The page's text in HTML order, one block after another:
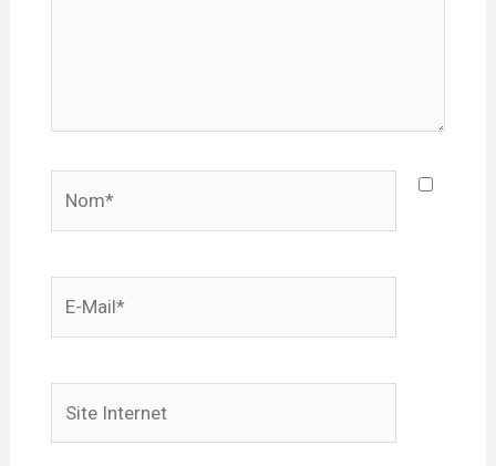
mail*
Internet